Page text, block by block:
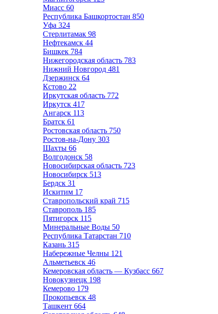
Миасс 60
Республика Башкортостан 850
Уфа 324
Стерлитамак 98
Нефтекамск 44
Бишкек 784
Нижегородская область 783
Нижний Новгород 481
Дзержинск 64
Кстово 22
Иркутская область 772
Иркутск 417
Ангарск 113
Братск 61
Ростовская область 750
Ростов-на-Дону 303
Шахты 66
Волгодонск 58
Новосибирская область 723
Новосибирск 513
Бердск 31
Искитим 17
Ставропольский край 715
Ставрополь 185
Пятигорск 115
Минеральные Воды 50
Республика Татарстан 710
Казань 315
Набережные Челны 121
Альметьевск 46
Кемеровская область — Кузбасс 667
Новокузнецк 198
Кемерово 179
Прокопьевск 48
Ташкент 664